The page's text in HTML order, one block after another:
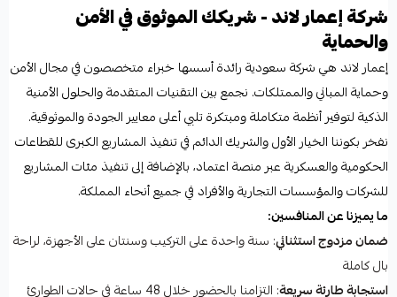
شركة إعمار لاند - شريكك الموثوق في الأمن
والحماية
إعمار لاند هي شركة سعودية رائدة أسسها خبراء متخصصون في مجال الأمن
وحماية المباني والممتلكات. نجمع بين التقنيات المتقدمة والحلول الأمنية
الذكية لتوفير أنظمة متكاملة ومبتكرة تلبي أعلى معايير الجودة والموثوقية.
نفخر بكوننا الخيار الأول والشريك الدائم في تنفيذ المشاريع الكبرى للقطاعات
الحكومية والعسكرية عبر منصة اعتماد، بالإضافة إلى تنفيذ مئات المشاريع
للشركات والمؤسسات التجارية والأفراد في جميع أنحاء المملكة.
ما يميزنا عن المنافسين:
ضمان مزدوج استثنائي: سنة واحدة على التركيب وسنتان على الأجهزة، لراحة
بال كاملة
استجابة طارئة سريعة: التزامنا بالحضور خلال 48 ساعة في حالات الطوارئ